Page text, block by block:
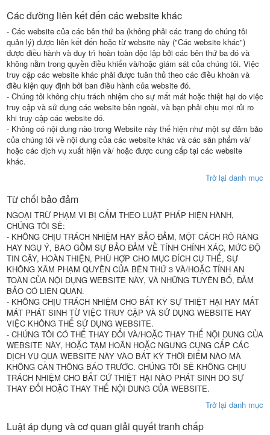
Các đường liên kết đến các website khác
- Các website của các bên thứ ba (không phải các trang do chúng tôi
quản lý) được liên kết đến hoặc từ website này ("Các website khác")
được điều hành và duy trì hoàn toàn độc lập bởi các bên thứ ba đó và
không nằm trong quyền điều khiển và/hoặc giám sát của chúng tôi. Việc
truy cập các website khác phải được tuân thủ theo các điều khoản và
điều kiện quy định bởi ban điều hành của website đó.
- Chúng tôi không chịu trách nhiệm cho sự mất mát hoặc thiệt hại do việc
truy cập và sử dụng các website bên ngoài, và bạn phải chịu mọi rủi ro
khi truy cập các website đó.
- Không có nội dung nào trong Website này thể hiện như một sự đảm bảo
của chúng tôi về nội dung của các website khác và các sản phẩm và/
hoặc các dịch vụ xuất hiện và/ hoặc được cung cấp tại các website
khác.
Trở lại danh mục
Từ chối bảo đảm
NGOẠI TRỪ PHẠM VI BỊ CẤM THEO LUẬT PHÁP HIỆN HÀNH,
CHÚNG TÔI SẼ:
- KHÔNG CHỊU TRÁCH NHIỆM HAY BẢO ĐẢM, MỘT CÁCH RÕ RÀNG
HAY NGỤ Ý, BAO GỒM SỰ BẢO ĐẢM VỀ TÍNH CHÍNH XÁC, MỨC ĐỘ
TIN CẬY, HOÀN THIỆN, PHÙ HỢP CHO MỤC ĐÍCH CỤ THỂ, SỰ
KHÔNG XÂM PHẠM QUYỀN CỦA BÊN THỨ 3 VÀ/HOẶC TÍNH AN
TOÀN CỦA NỘI DỤNG WEBSITE NÀY, VÀ NHỮNG TUYÊN BỐ, ĐẢM
BẢO CÓ LIÊN QUAN.
- KHÔNG CHỊU TRÁCH NHIỆM CHO BẤT KỲ SỰ THIỆT HẠI HAY MẤT
MÁT PHÁT SINH TỪ VIỆC TRUY CẬP VÀ SỬ DỤNG WEBSITE HAY
VIỆC KHÔNG THỂ SỬ DỤNG WEBSITE.
- CHÚNG TÔI CÓ THỂ THAY ĐỔI VÀ/HOẶC THAY THẾ NỘI DUNG CỦA
WEBSITE NÀY, HOẶC TẠM HOÃN HOẶC NGƯNG CUNG CẤP CÁC
DỊCH VỤ QUA WEBSITE NÀY VÀO BẤT KỲ THỜI ĐIỂM NÀO MÀ
KHÔNG CẦN THÔNG BÁO TRƯỚC. CHÚNG TÔI SẼ KHÔNG CHỊU
TRÁCH NHIỆM CHO BẤT CỨ THIỆT HẠI NÀO PHÁT SINH DO SỰ
THAY ĐỔI HOẶC THAY THẾ NỘI DUNG CỦA WEBSITE.
Trở lại danh mục
Luật áp dụng và cơ quan giải quyết tranh chấp